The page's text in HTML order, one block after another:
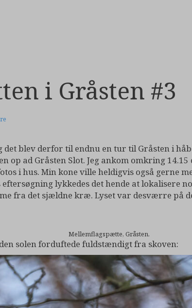
i Gråsten #3
det blev derfor til endnu en tur til Gråsten i
ad Gråsten Slot. Jeg ankom omkring
i hus. Min kone ville heldigvis også gerne
lykkedes det hende at lokalisere
fra det sjældne kræ. Lyset var desværre på
Mellemflagspætte, Gråsten.
solen forduftede fuldstændigt fra skoven: